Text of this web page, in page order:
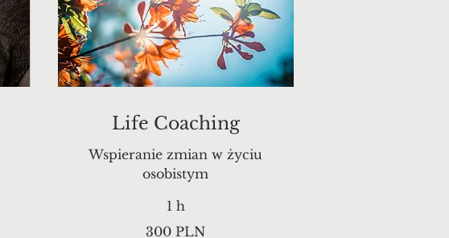
Life Coaching
Wspieranie zmian w życiu
osobistym
1 h
300 PLN